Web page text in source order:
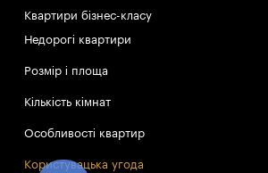
Квартири бізнес-класу
Недорогі квартири
Розмір і площа
Великі квартири
Маленькі квартири
Кількість кімнат
Однокімнатні квартири
Двокімнатні квартири
Особливості квартир
Смарт-квартири
Користувацька угода